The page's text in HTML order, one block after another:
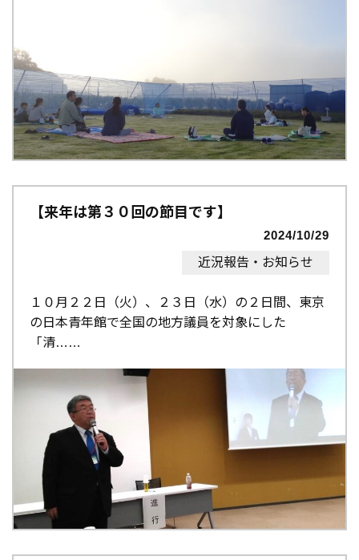
【来年は第３０回の節目です】
2024/10/29
近況報告・お知らせ
１０月２２日（火）、２３日（水）の２日間、東京
の日本青年館で全国の地方議員を対象にした
「清…